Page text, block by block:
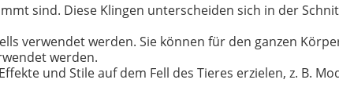
sind. Diese Klingen unterscheiden sich in der
verwendet werden. Sie können für den ganzen
werden.
und Stile auf dem Fell des Tieres erzielen, z. B.